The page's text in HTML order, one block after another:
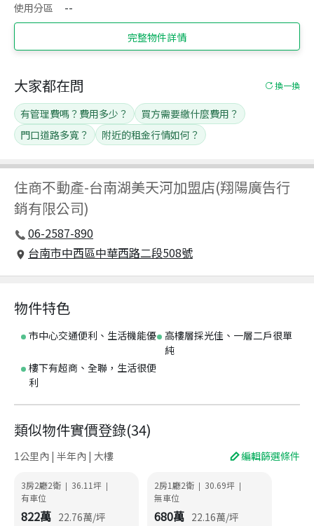
使用分區
--
完整物件詳情
住商不動產-台南湖美天河加盟店(翔陽廣告行
銷有限公司)
06-2587-890
台南市中西區中華西路二段508號
大家都在問 換一換
有管理費嗎？費用多少？
買方需要繳什麼費用？
門口道路多寬？
附近的租金行情如何？
物件特色
市中心交通便利、生活機能優
高樓層採光佳、一層二戶很單
純
樓下有超商、全聯，生活很便
利
類似物件實價登錄(34)
1公里內 | 半年內 | 大樓 編輯篩選條件
3房2廳2衛 | 36.11坪 |
有車位
822萬 22.76萬/坪
2房1廳2衛 | 30.69坪 |
無車位
680萬 22.16萬/坪